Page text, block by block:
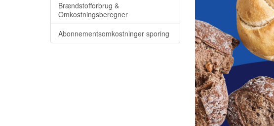
Brændstofforbrug &
Omkostningsberegner
Abonnementsomkostninger sporing